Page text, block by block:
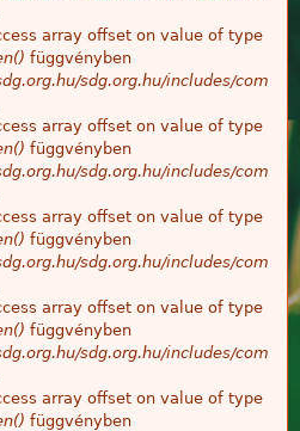
array offset on value of type
függvényben
sdg.org.hu/includes/com
array offset on value of type
függvényben
sdg.org.hu/includes/com
array offset on value of type
függvényben
sdg.org.hu/includes/com
array offset on value of type
függvényben
sdg.org.hu/includes/com
array offset on value of type
függvényben